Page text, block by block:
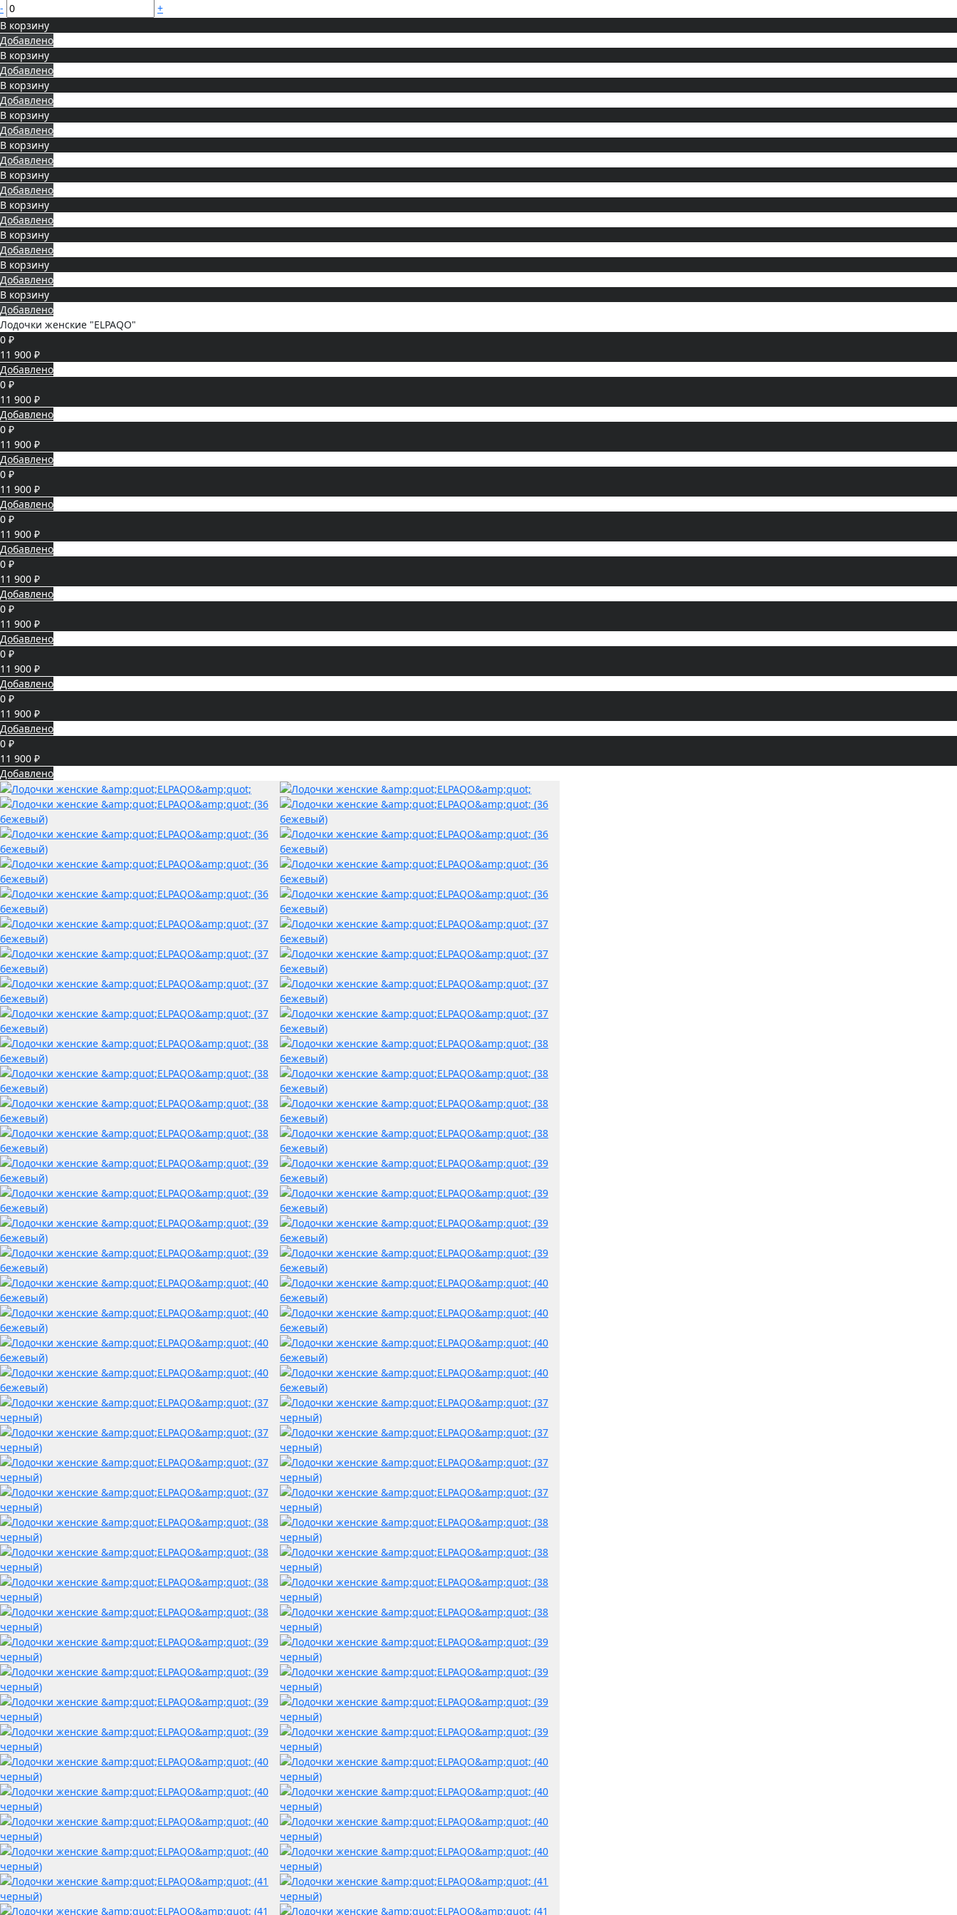
-
+
В корзину
Добавлено
В корзину
Добавлено
В корзину
Добавлено
В корзину
Добавлено
В корзину
Добавлено
В корзину
Добавлено
В корзину
Добавлено
В корзину
Добавлено
В корзину
Добавлено
В корзину
Добавлено
Лодочки женские "ELPAQO"
0 ₽
11 900 ₽
Добавлено
0 ₽
11 900 ₽
Добавлено
0 ₽
11 900 ₽
Добавлено
0 ₽
11 900 ₽
Добавлено
0 ₽
11 900 ₽
Добавлено
0 ₽
11 900 ₽
Добавлено
0 ₽
11 900 ₽
Добавлено
0 ₽
11 900 ₽
Добавлено
0 ₽
11 900 ₽
Добавлено
0 ₽
11 900 ₽
Добавлено